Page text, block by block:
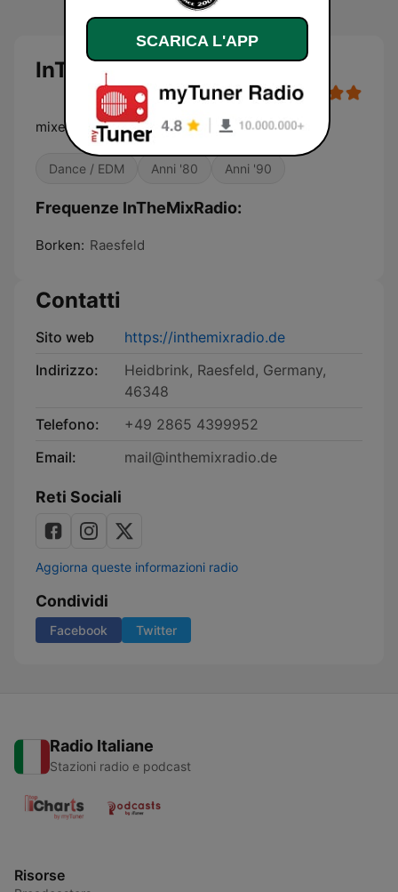
InTheMixRadio
mixed, mixed never stop
Dance / EDM Anni '80 Anni '90
Frequenze InTheMixRadio:
Borken: Raesfeld
Contatti
Sito web
https://inthemixradio.de
Indirizzo:
Heidbrink, Raesfeld, Germany,
46348
Telefono:
+49 2865 4399952
Email:
mail@inthemixradio.de
Reti Sociali
Aggiorna queste informazioni radio
Condividi
Facebook Twitter
Radio Italiane
Stazioni radio e podcast
Risorse
SCARICA L'APP